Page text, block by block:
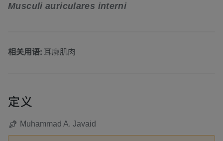
Musculi auriculares interni
相关用语: 耳廓肌肉
定义
Muhammad A. Javaid